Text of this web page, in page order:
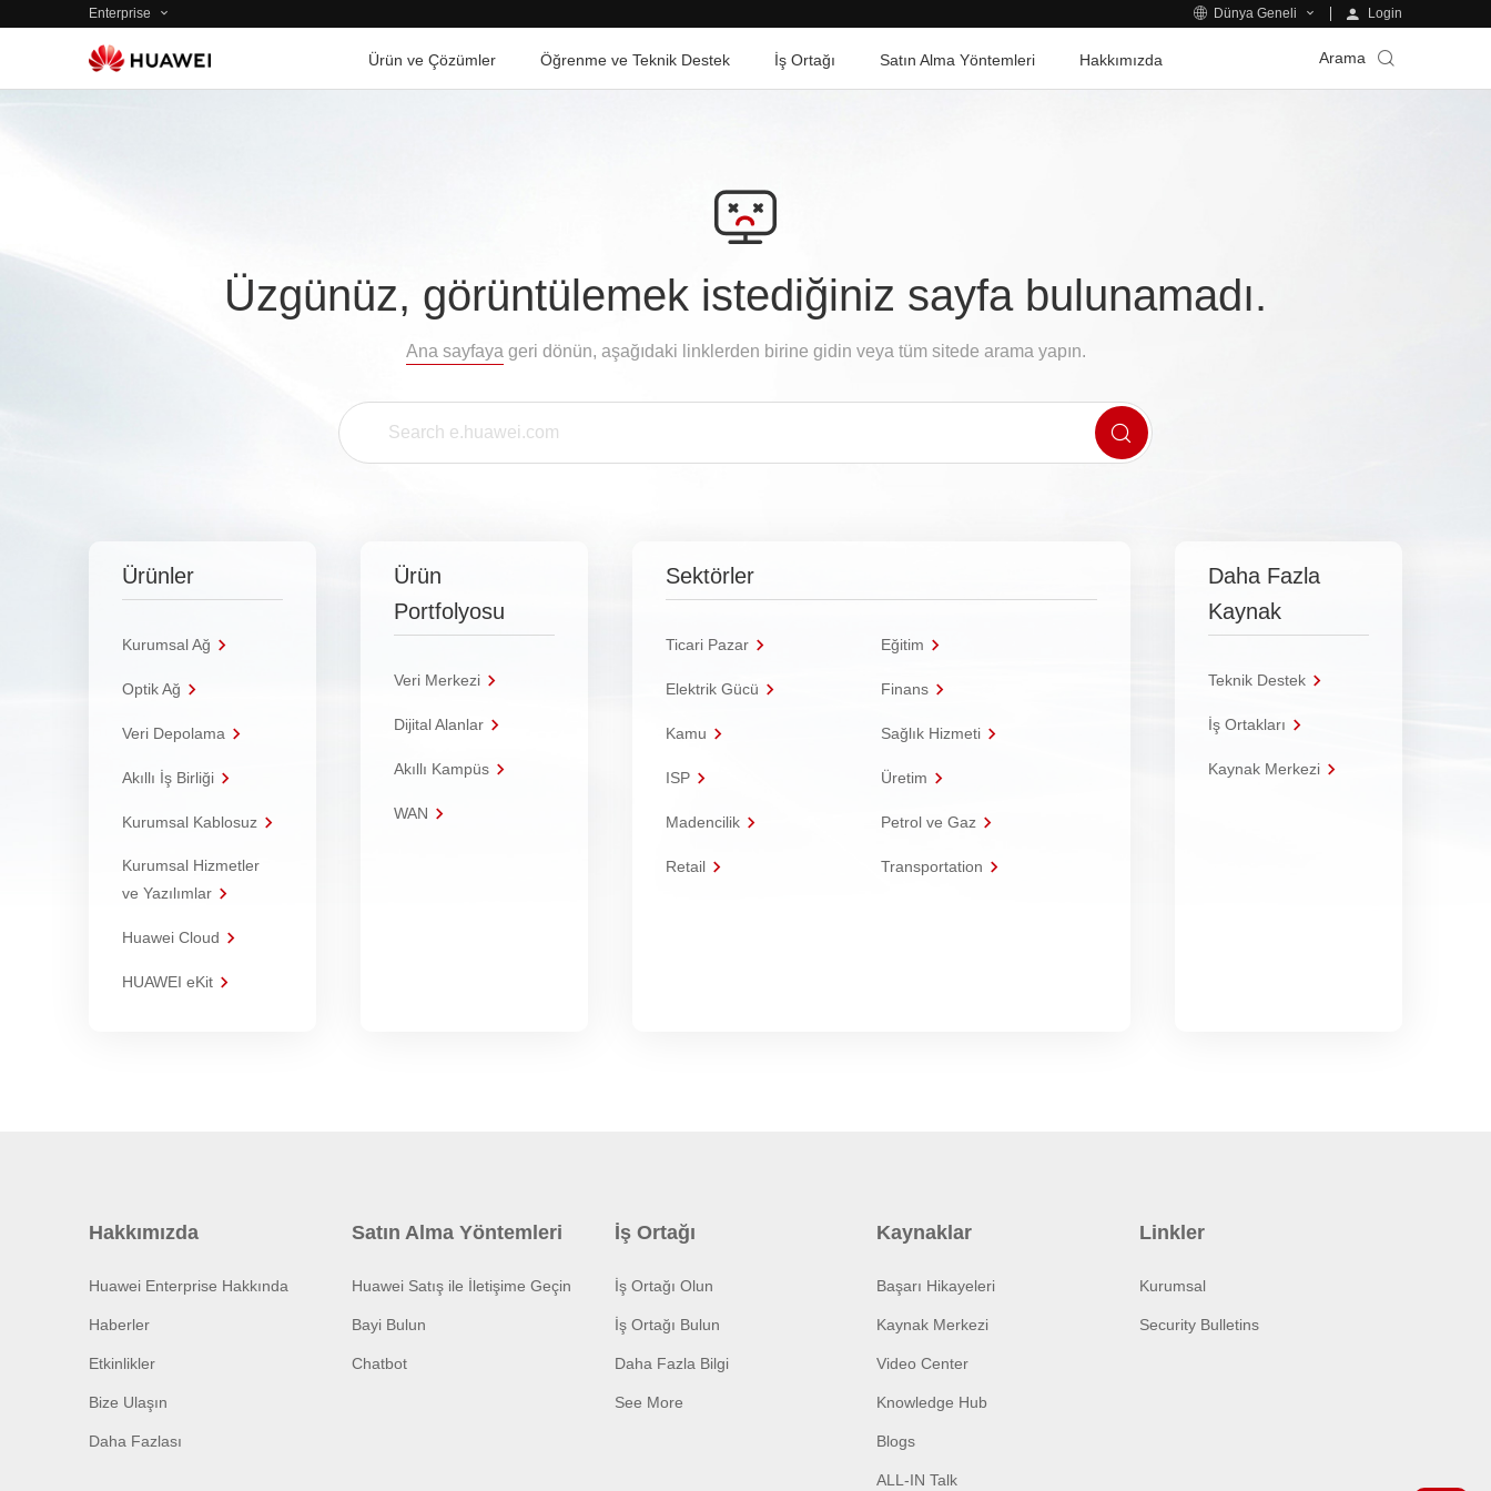
Enterprise Dünya Geneli Login
Ürün ve Çözümler Öğrenme ve Teknik Destek İş Ortağı Satın Alma Yöntemleri Hakkımızda Arama
Üzgünüz, görüntülemek istediğiniz sayfa bulunamadı.
Ana sayfaya geri dönün, aşağıdaki linklerden birine gidin veya tüm sitede arama yapın.
Ürünler
Kurumsal Ağ
Optik Ağ
Veri Depolama
Akıllı İş Birliği
Kurumsal Kablosuz
Kurumsal Hizmetler
ve Yazılımlar
Huawei Cloud
HUAWEI eKit
Ürün
Portfolyosu
Veri Merkezi
Dijital Alanlar
Akıllı Kampüs
WAN
Sektörler
Ticari Pazar Eğitim
Elektrik Gücü Finans
Kamu Sağlık Hizmeti
ISP Üretim
Madencilik Petrol ve Gaz
Retail Transportation
Daha Fazla
Kaynak
Teknik Destek
İş Ortakları
Kaynak Merkezi
Hakkımızda
Huawei Enterprise Hakkında
Haberler
Etkinlikler
Bize Ulaşın
Daha Fazlası
Satın Alma Yöntemleri
Huawei Satış ile İletişime Geçin
Bayi Bulun
Chatbot
İş Ortağı
İş Ortağı Olun
İş Ortağı Bulun
Daha Fazla Bilgi
See More
Kaynaklar
Başarı Hikayeleri
Kaynak Merkezi
Video Center
Knowledge Hub
Blogs
ALL-IN Talk
Linkler
Kurumsal
Security Bulletins